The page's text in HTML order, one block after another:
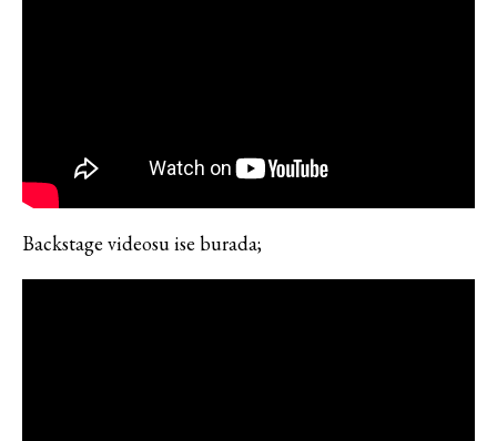
Haftalık E-Bülten
Backstage videosu ise burada;